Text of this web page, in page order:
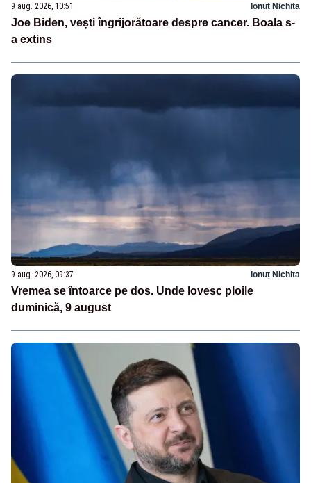
9 aug. 2026, 10:51 Ionuț Nichita
Joe Biden, vești îngrijorătoare despre cancer. Boala s-
a extins
9 aug. 2026, 09:37 Ionuț Nichita
Vremea se întoarce pe dos. Unde lovesc ploile
duminică, 9 august